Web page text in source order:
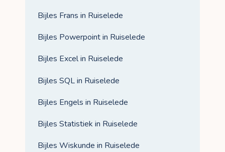
Bijles Frans in Ruiselede
Bijles Powerpoint in Ruiselede
Bijles Excel in Ruiselede
Bijles SQL in Ruiselede
Bijles Engels in Ruiselede
Bijles Statistiek in Ruiselede
Bijles Wiskunde in Ruiselede